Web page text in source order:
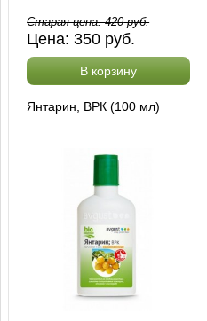
Старая цена:420руб.
Цена:350 руб.
В корзину
Янтарин, ВРК (100 мл)